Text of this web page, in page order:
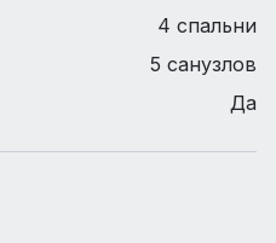
4 спальни
5 санузлов
Да